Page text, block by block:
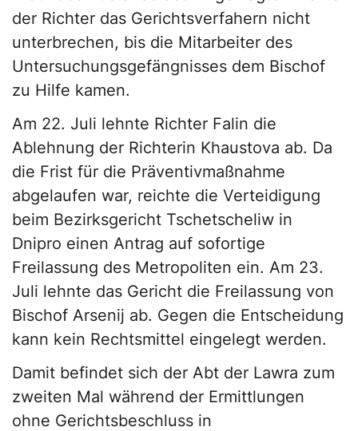
der Richter das Gerichtsverfahern nicht
unterbrechen, bis die Mitarbeiter des
Untersuchungsgefängnisses dem Bischof
zu Hilfe kamen.
Am 22. Juli lehnte Richter Falin die
Ablehnung der Richterin Khaustova ab. Da
die Frist für die Präventivmaßnahme
abgelaufen war, reichte die Verteidigung
beim Bezirksgericht Tschetscheliw in
Dnipro einen Antrag auf sofortige
Freilassung des Metropoliten ein. Am 23.
Juli lehnte das Gericht die Freilassung von
Bischof Arsenij ab. Gegen die Entscheidung
kann kein Rechtsmittel eingelegt werden.
Damit befindet sich der Abt der Lawra zum
zweiten Mal während der Ermittlungen
ohne Gerichtsbeschluss in